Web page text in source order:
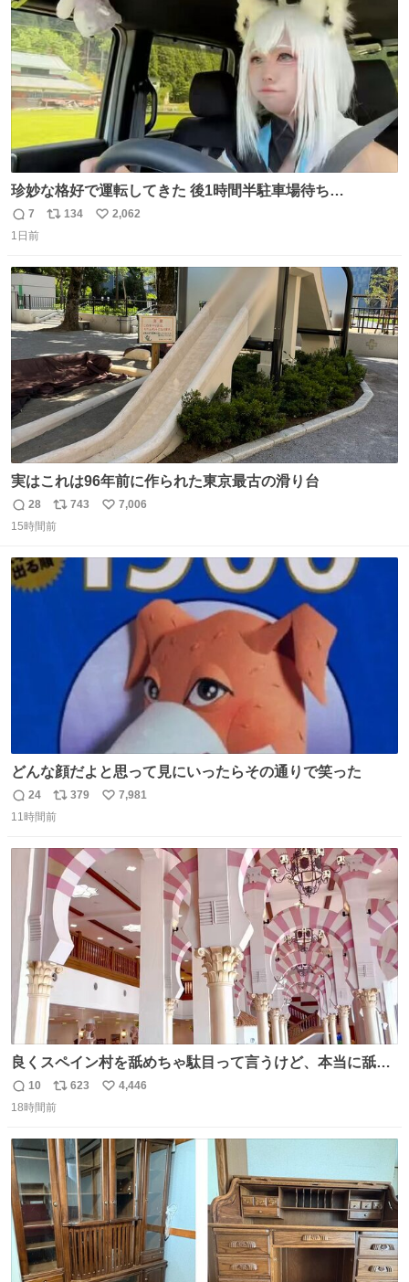
後がいいです。 https://t.co/9nMHIrETkw
数
珍妙な格好で運転してきた 後1時間半駐車場待ち…
返
信
7
リ
ト
数
134
い
数
2,062
1日前
実はこれは96年前に作られた東京最古の滑り台
返
信
28
リ
ポ
ト
数
743
い
7,006
15時間前
どんな顔だよと思って見にいったらその通りで笑った
返
信
24
リ
ポ
ト
数
379
い
7,981
11時間前
良くスペイン村を舐めちゃ駄目って言うけど、本当に舐め
ちゃ行けないのはスペィン村ホテル🏛🏨 だってロビーから
中庭抜けるだけでこの有様🤩 ディズニーホテル泊まってる
ニャは益々素晴らしい場所になってる
返
信
10
リ
ポ
ト
数
623
い
数
4,446
18時間前